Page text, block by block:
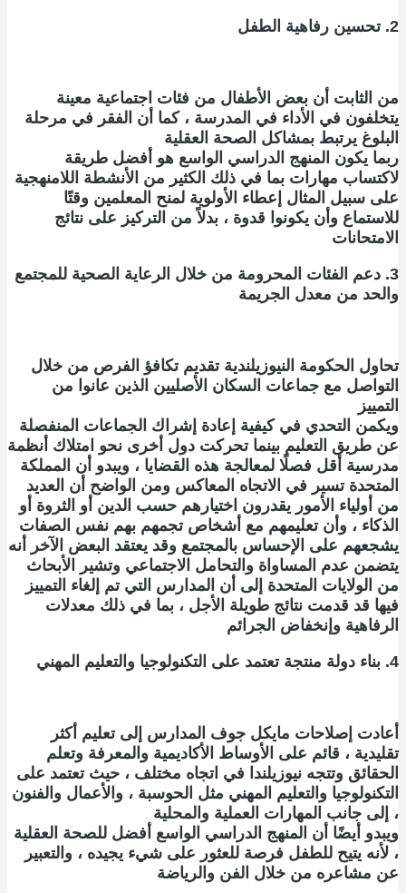
2. تحسين رفاهية الطفل
من الثابت أن بعض الأطفال من فئات اجتماعية معينة
يتخلفون في الأداء في المدرسة ، كما أن الفقر في مرحلة
البلوغ يرتبط بمشاكل الصحة العقلية
ربما يكون المنهج الدراسي الواسع هو أفضل طريقة
لاكتساب مهارات بما في ذلك الكثير من الأنشطة اللامنهجية
على سبيل المثال إعطاء الأولوية لمنح المعلمين وقتًا
للاستماع وأن يكونوا قدوة ، بدلاً من التركيز على نتائج
الامتحانات
3. دعم الفئات المحرومة من خلال الرعاية الصحية للمجتمع
والحد من معدل الجريمة
تحاول الحكومة النيوزيلندية تقديم تكافؤ الفرص من خلال
التواصل مع جماعات السكان الأصليين الذين عانوا من
التمييز
ويكمن التحدي في كيفية إعادة إشراك الجماعات المنفصلة
عن طريق التعليم بينما تحركت دول أخرى نحو امتلاك أنظمة
مدرسية أقل فصلًا لمعالجة هذه القضايا ، ويبدو أن المملكة
المتحدة تسير في الاتجاه المعاكس ومن الواضح أن العديد
من أولياء الأمور يقدرون اختيارهم حسب الدين أو الثروة أو
الذكاء ، وأن تعليمهم مع أشخاص تجمهم بهم نفس الصفات
يشجعهم على الإحساس بالمجتمع وقد يعتقد البعض الآخر أنه
يتضمن عدم المساواة والتحامل الاجتماعي وتشير الأبحاث
من الولايات المتحدة إلى أن المدارس التي تم إلغاء التمييز
فيها قد قدمت نتائج طويلة الأجل ، بما في ذلك معدلات
الرفاهية وإنخفاض الجرائم
4. بناء دولة منتجة تعتمد على التكنولوجيا والتعليم المهني
أعادت إصلاحات مايكل جوف المدارس إلى تعليم أكثر
تقليدية ، قائم على الأوساط الأكاديمية والمعرفة وتعلم
الحقائق وتتجه نيوزيلندا في اتجاه مختلف ، حيث تعتمد على
التكنولوجيا والتعليم المهني مثل الحوسبة ، والأعمال والفنون
، إلى جانب المهارات العملية والمحلية
ويبدو أيضًا أن المنهج الدراسي الواسع أفضل للصحة العقلية
، لأنه يتيح للطفل فرصة للعثور على شيء يجيده ، والتعبير
عن مشاعره من خلال الفن والرياضة